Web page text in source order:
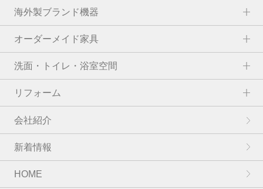
海外製ブランド機器
オーダーメイド家具
洗面・トイレ・浴室空間
リフォーム
会社紹介
新着情報
HOME